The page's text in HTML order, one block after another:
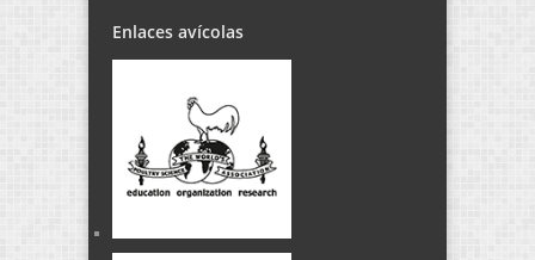
Enlaces avícolas